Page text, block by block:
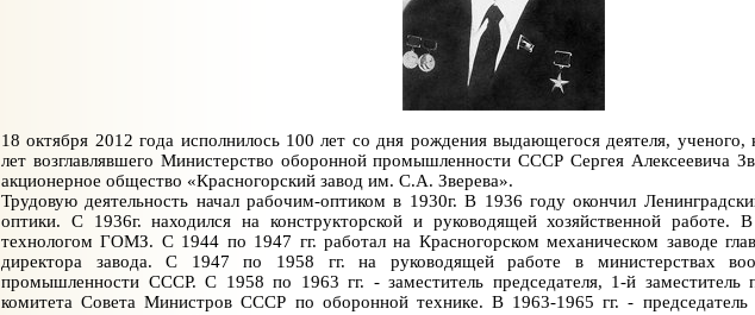
18 октября 2012 года исполнилось 100 лет со дня рождения выдающегося деятеля, ученого,
лет возглавлявшего Министерство оборонной промышленности СССР Сергея Алексеевича
акционерное общество «Красногорский завод им. С.А. Зверева».
Трудовую деятельность начал рабочим-оптиком в 1930г. В 1936 году окончил
оптики. С 1936г. находился на конструкторской и руководящей хозяйственной работе.
технологом ГОМЗ. С 1944 по 1947 гг. работал на Красногорском механическом заводе
директора завода. С 1947 по 1958 гг. на руководящей работе в министерствах
промышленности СССР. С 1958 по 1963 гг. - заместитель председателя, 1-й заместитель
комитета Совета Министров СССР по оборонной технике. В 1963-1965 гг. - председатель